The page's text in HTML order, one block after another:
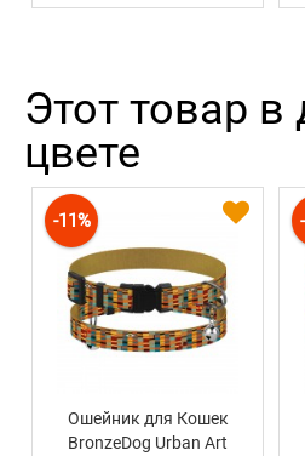
Этот товар в
цвете
-11%
Ошейник для Кошек
BronzeDog Urban Art